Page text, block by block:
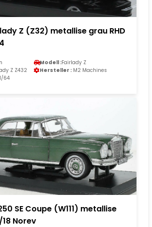
Z (Z32) metallise grau RHD
Modell :Fairlady Z
Z Z432 Hersteller : M2 Machines
1/64
SE Coupe (W111) metallise
18 Norev